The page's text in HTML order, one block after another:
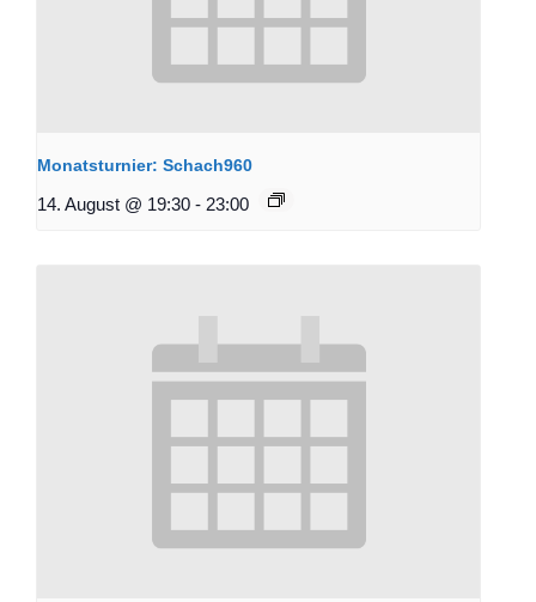
Monatsturnier: Schach960
14. August @ 19:30 - 23:00